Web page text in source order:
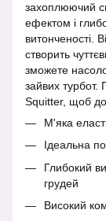
захоплюючий
ефектом і
витонченості.
створить
зможете
зайвих турбот.
Squitter, щоб
М'яка
Ідеальна
Глибокий
грудей
Високий